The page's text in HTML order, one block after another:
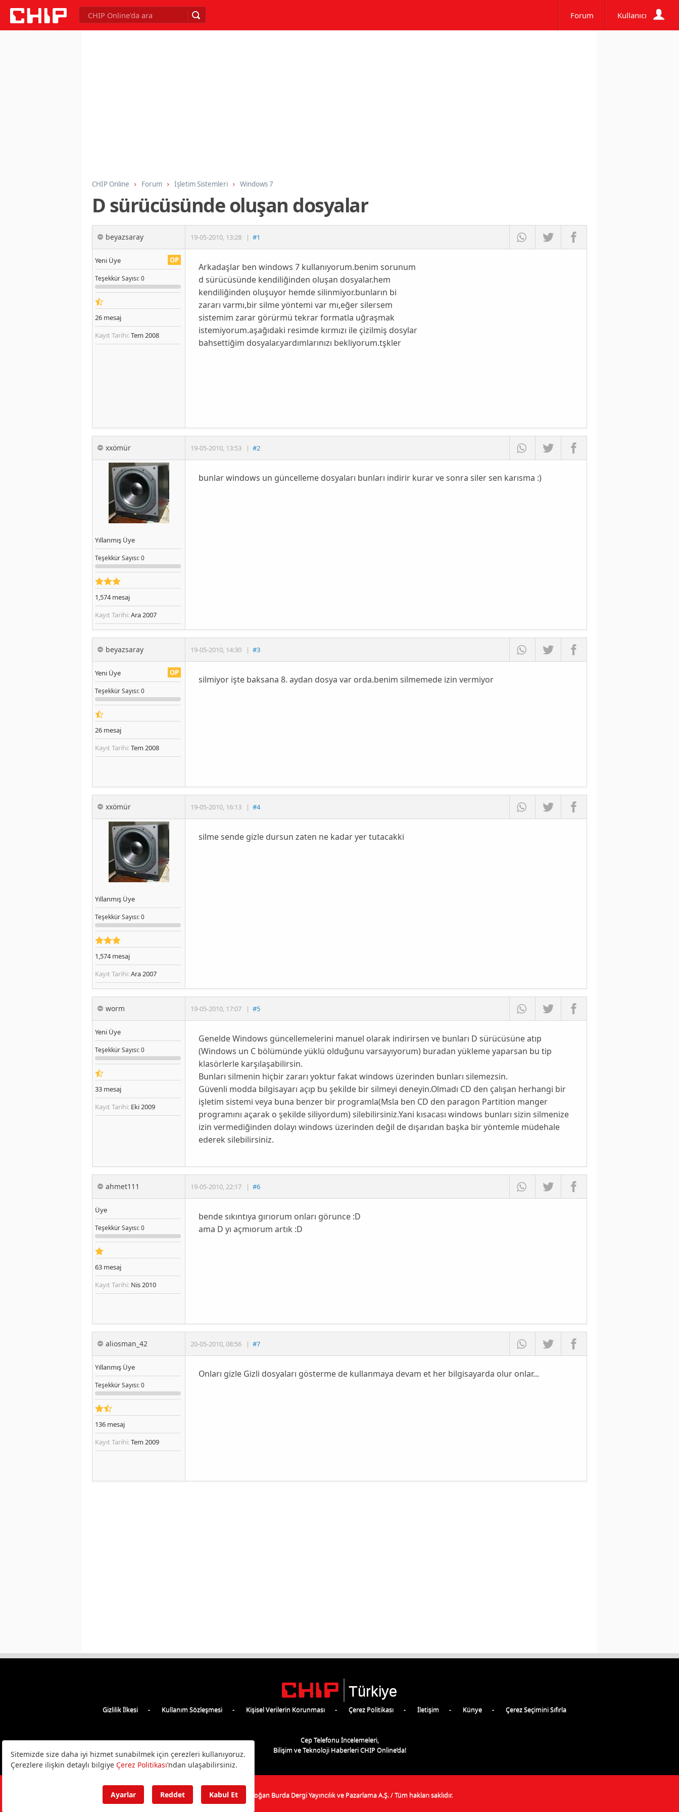
Forum Kullanıcı
CHIP Online Forum İşletim Sistemleri Windows 7
D sürücüsünde oluşan dosyalar
beyazsaray 19-05-2010, 13:28 | #1
OP
Yeni Üye
TeşekkürSayısı: 0
26 mesaj
Kayıt Tarihi:Tem 2008
Arkadaşlar ben windows 7 kullanıyorum.benim sorunum
d sürücüsünde kendiliğinden oluşan dosyalar.hem
kendiliğinden oluşuyor hemde silinmiyor.bunların bi
zararı varmı,bir silme yöntemi var mı,eğer silersem
sistemim zarar görürmü tekrar formatla uğraşmak
istemiyorum.aşağıdaki resimde kırmızı ile çizilmiş dosylar
bahsettiğim dosyalar.yardımlarınızı bekliyorum.tşkler
xxömür 19-05-2010, 13:53 | #2
Yıllanmış Üye
TeşekkürSayısı: 0
1,574mesaj
Kayıt Tarihi:Ara 2007
bunlar windows un güncelleme dosyaları bunları indirir kurar ve sonra siler sen karısma :)
beyazsaray 19-05-2010, 14:30 | #3
OP
Yeni Üye
TeşekkürSayısı: 0
26 mesaj
Kayıt Tarihi:Tem 2008
silmiyor işte baksana 8. aydan dosya var orda.benim silmemede izin vermiyor
xxömür 19-05-2010, 16:13 | #4
Yıllanmış Üye
TeşekkürSayısı: 0
1,574mesaj
Kayıt Tarihi:Ara 2007
silme sende gizle dursun zaten ne kadar yer tutacakki
worm 19-05-2010, 17:07 | #5
Yeni Üye
TeşekkürSayısı: 0
33 mesaj
Kayıt Tarihi: Eki 2009
Genelde Windows güncellemelerini manuel olarak indirirsen ve bunları D sürücüsüne atıp
(Windows un C bölümünde yüklü olduğunu varsayıyorum) buradan yükleme yaparsan bu tip
klasörlerle karşılaşabilirsin.
Bunları silmenin hiçbir zararı yoktur fakat windows üzerinden bunları silemezsin.
Güvenli modda bilgisayarı açıp bu şekilde bir silmeyi deneyin.Olmadı CD den çalışan herhangi bir
işletim sistemi veya buna benzer bir programla(Msla ben CD den paragon Partition manger
programını açarak o şekilde siliyordum) silebilirsiniz.Yani kısacası windows bunları sizin silmenize
izin vermediğinden dolayı windows üzerinden değil de dışarıdan başka bir yöntemle müdehale
ederek silebilirsiniz.
ahmet111 19-05-2010,22:17 | #6
Üye
TeşekkürSayısı: 0
63 mesaj
Kayıt Tarihi: Nis 2010
bende sıkıntıya gırıorum onları görunce :D
ama D yı açmıorum artık :D
aliosman_42 20-05-2010,08:56 | #7
Yıllanmış Üye
TeşekkürSayısı: 0
136 mesaj
Kayıt Tarihi:Tem 2009
Onları gizle Gizli dosyaları gösterme de kullanmaya devam et her bilgisayarda olur onlar...
Türkiye
Gizlilik İlkesi Kullanım Sözleşmesi Kişisel Verilerin Korunması Çerez Politikası İletişim Künye Çerez Seçimini Sıfırla
Cep Telefonu İncelemeleri,
Bilişim ve Teknoloji Haberleri CHIP Online’da!
©2026 Doğan Burda Dergi Yayıncılık ve Pazarlama A.Ş./ Tüm hakları saklıdır.